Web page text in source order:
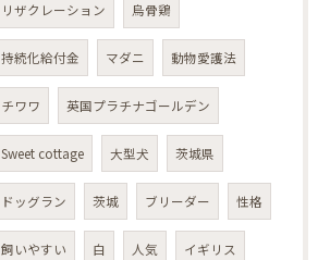
リザクレーション 烏骨鶏
持続化給付金 マダニ 動物愛護法
チワワ 英国プラチナゴールデン
Sweet cottage 大型犬 茨城県
ドッグラン 茨城 ブリーダー 性格
飼いやすい 白 人気 イギリス